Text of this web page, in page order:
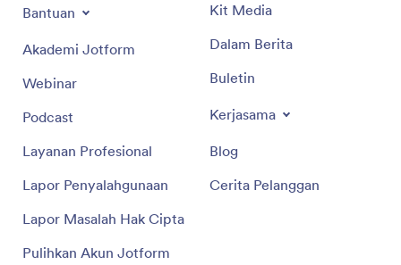
Bantuan
Akademi Jotform
Webinar
Podcast
Layanan Profesional
Lapor Penyalahgunaan
Lapor Masalah Hak Cipta
Pulihkan Akun Jotform
Kit Media
Dalam Berita
Buletin
Kerjasama
Blog
Cerita Pelanggan